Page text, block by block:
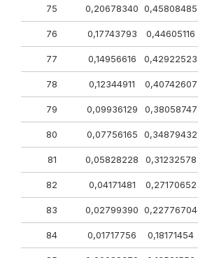
75 0,20678340 0,45808485
76 0,17743793 0,44605116
77 0,14956616 0,42922523
78 0,12344911 0,40742607
79 0,09936129 0,38058747
80 0,07756165 0,34879432
81 0,05828228 0,31232578
82 0,04171481 0,27170652
83 0,02799390 0,22776704
84 0,01717756 0,18171454